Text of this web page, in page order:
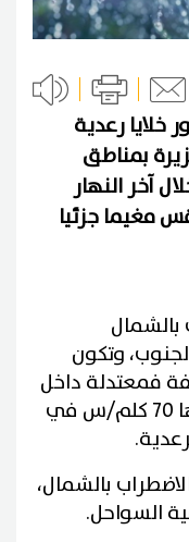
رعدية
بمناطق
آخر النهار
مغيما جزئيا
بالشمال
وتكون
فمعتدلة داخل
البلاد، كما تتقوى لتتجاوز سرعتها 70 كلم/س في
بالشمال،
السواحل.